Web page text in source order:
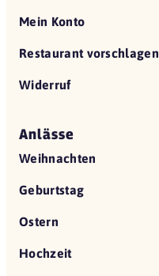
Mein Konto
Restaurant vorschlagen
Widerruf
Anlässe
Weihnachten
Geburtstag
Ostern
Hochzeit